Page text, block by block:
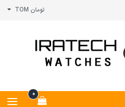
تومان TOM
0